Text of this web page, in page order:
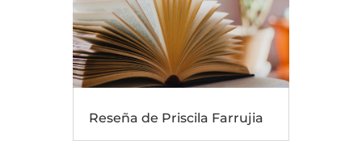
Reseña de Priscila Farrujia